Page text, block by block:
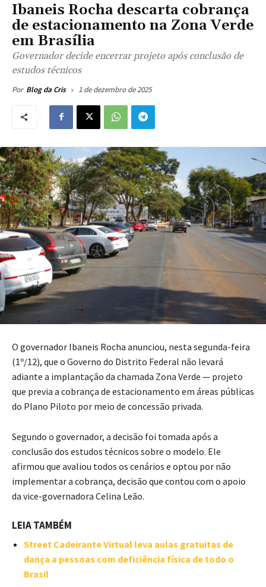
Ibaneis Rocha descarta cobrança
de estacionamento na Zona Verde
em Brasília
Governador decide encerrar projeto após conclusão de
estudos técnicos
Por Blog da Cris 1 de dezembro de 2025
O governador Ibaneis Rocha anunciou, nesta segunda-feira
(1º/12), que o Governo do Distrito Federal não levará
adiante a implantação da chamada Zona Verde — projeto
que previa a cobrança de estacionamento em áreas públicas
do Plano Piloto por meio de concessão privada.
Segundo o governador, a decisão foi tomada após a
conclusão dos estudos técnicos sobre o modelo. Ele
afirmou que avaliou todos os cenários e optou por não
implementar a cobrança, decisão que contou com o apoio
da vice-governadora Celina Leão.
LEIA TAMBÉM
Street Cadeirante Virtual leva aulas gratuitas de
dança a pessoas com deficiência física de todo o
Brasil